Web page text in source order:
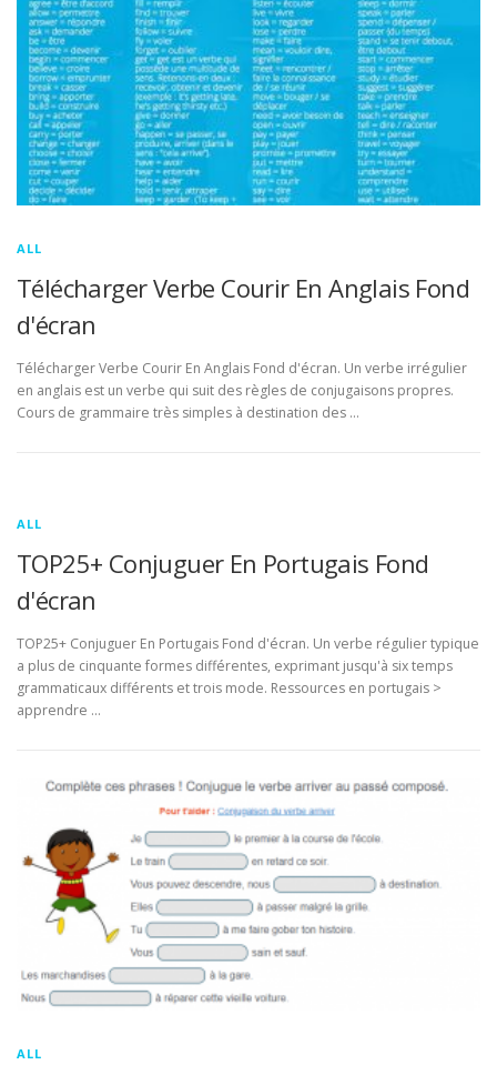
ALL
Télécharger Verbe Courir En Anglais Fond
d'écran
Télécharger Verbe Courir En Anglais Fond d'écran. Un verbe irrégulier
en anglais est un verbe qui suit des règles de conjugaisons propres.
Cours de grammaire très simples à destination des …
ALL
TOP25+ Conjuguer En Portugais Fond
d'écran
TOP25+ Conjuguer En Portugais Fond d'écran. Un verbe régulier typique
a plus de cinquante formes différentes, exprimant jusqu'à six temps
grammaticaux différents et trois mode. Ressources en portugais >
apprendre …
ALL